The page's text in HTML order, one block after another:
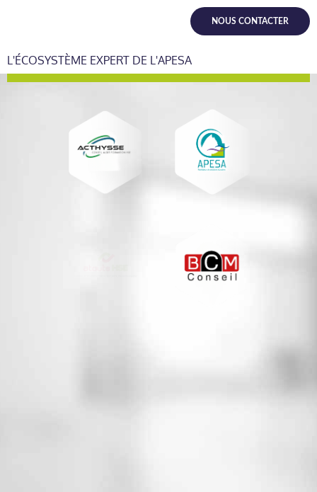
NOUS CONTACTER
L'ÉCOSYSTÈME EXPERT DE L'APESA